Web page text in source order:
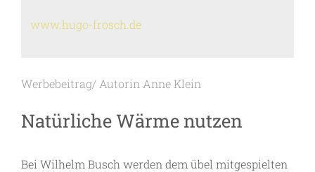
www.hugo-frosch.de
Werbebeitrag/ Autorin Anne Klein
Natürliche Wärme nutzen
Bei Wilhelm Busch werden dem übel mitgespielten